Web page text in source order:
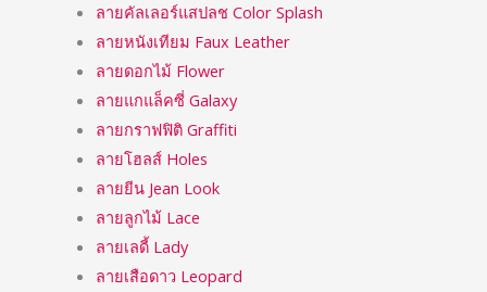
ลายคัลเลอร์แสปลช Color Splash
ลายหนังเทียม Faux Leather
ลายดอกไม้ Flower
ลายแกแล็คซี่ Galaxy
ลายกราฟฟิติ Graffiti
ลายโฮลส์ Holes
ลายยีน Jean Look
ลายลูกไม้ Lace
ลายเลดี้ Lady
ลายเสือดาว Leopard